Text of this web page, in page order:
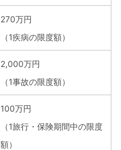
270万円
（1疾病の限度額）
2,000万円
（1事故の限度額）
100万円
（1旅行・保険期間中の限度
額）